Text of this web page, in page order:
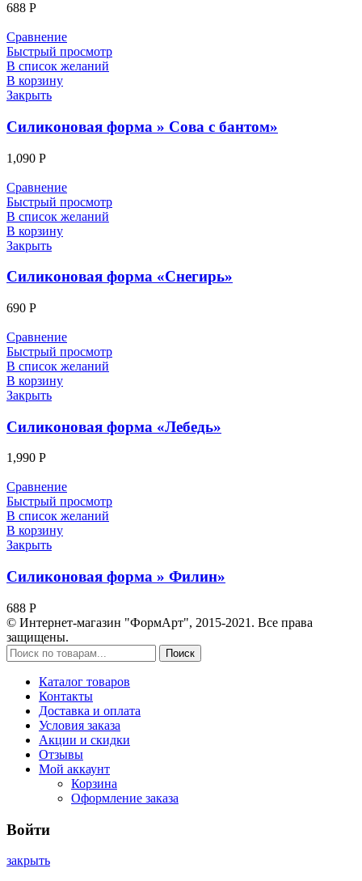
688 Р
Сравнение
Быстрый просмотр
В список желаний
В корзину
Закрыть
Силиконовая форма » Сова с бантом»
1,090 Р
Сравнение
Быстрый просмотр
В список желаний
В корзину
Закрыть
Силиконовая форма «Снегирь»
690 Р
Сравнение
Быстрый просмотр
В список желаний
В корзину
Закрыть
Силиконовая форма «Лебедь»
1,990 Р
Сравнение
Быстрый просмотр
В список желаний
В корзину
Закрыть
Силиконовая форма » Филин»
688 Р
© Интернет-магазин "ФормАрт", 2015-2021. Все права
защищены.
Поиск
Каталог товаров
Контакты
Доставка и оплата
Условия заказа
Акции и скидки
Отзывы
Мой аккаунт
Корзина
Оформление заказа
Войти
закрыть